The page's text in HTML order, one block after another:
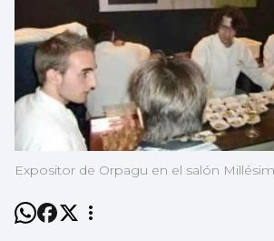
Expositor de Orpagu en el salón